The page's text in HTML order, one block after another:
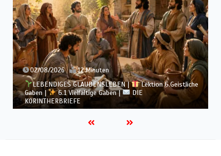
02/08/2026 12 Minuten
LEBENDIGES GLAUBENSLEBEN |
Lektion 6.Geistliche
Gaben |
6.1 Vielfältige Gaben |
DIE
KORINTHERBRIEFE